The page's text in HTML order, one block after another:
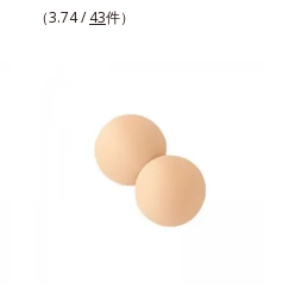
できる「小胸さん用のブラジャー」
ク。脇肉もスッキリおさえて、上半
身全体のラインに自信が持てます。
胸にやさしいつけごこち保型性の高
いモールドカップなので、薄いのに
美ラインをキープします。肌ざわり
（3.74 / 43件）